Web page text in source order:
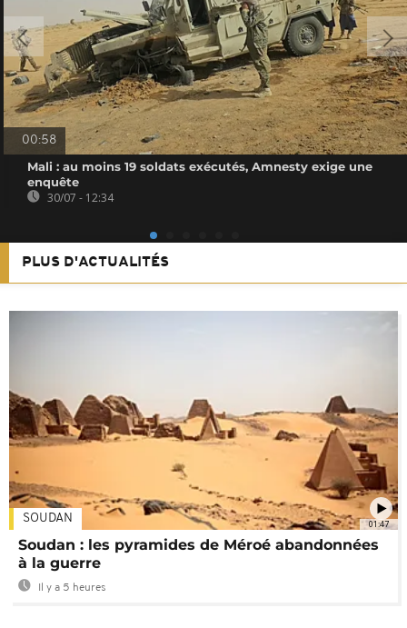
00:58
Mali : au moins 19 soldats exécutés, Amnesty exige une
enquête
30/07 - 12:34
PLUS D'ACTUALITÉS
01:47
SOUDAN
Soudan : les pyramides de Méroé abandonnées
à la guerre
Il y a 5 heures